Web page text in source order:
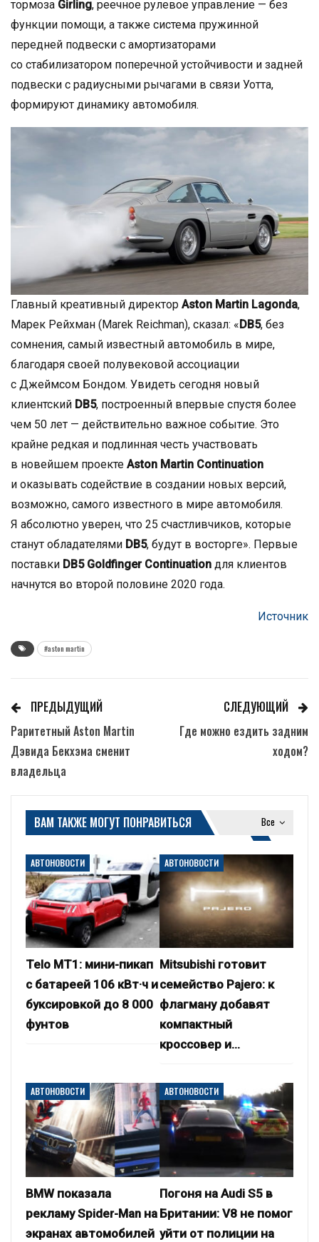
тормоза Girling, реечное рулевое управление — без
функции помощи, а также система пружинной
передней подвески с амортизаторами
со стабилизатором поперечной устойчивости и задней
подвески с радиусными рычагами в связи Уотта,
формируют динамику автомобиля.
Главный креативный директор Aston Martin Lagondа,
Марек Рейхман (Marek Reichman), сказал: «DB5, без
сомнения, самый известный автомобиль в мире,
благодаря своей полувековой ассоциации
с Джеймсом Бондом. Увидеть сегодня новый
клиентский DB5, построенный впервые спустя более
чем 50 лет — действительно важное событие. Это
крайне редкая и подлинная честь участвовать
в новейшем проекте Aston Martin Continuation
и оказывать содействие в создании новых версий,
возможно, самого известного в мире автомобиля.
Я абсолютно уверен, что 25 счастливчиков, которые
станут обладателями DB5, будут в восторге». Первые
поставки DB5 Goldfinger Continuation для клиентов
начнутся во второй половине 2020 года.
Источник
#aston martin
ПРЕДЫДУЩИЙ
Раритетный Aston Martin
Дэвида Бекхэма сменит
владельца
СЛЕДУЮЩИЙ
Где можно ездить задним
ходом?
Все
ВАМ ТАКЖЕ МОГУТ ПОНРАВИТЬСЯ
АВТОНОВОСТИ
Telo MT1: мини-пикап
с батареей 106 кВт·ч и
буксировкой до 8 000
фунтов
АВТОНОВОСТИ
Mitsubishi готовит
семейство Pajero: к
флагману добавят
компактный
кроссовер и…
АВТОНОВОСТИ
BMW показала
рекламу Spider-Man на
экранах автомобилей
АВТОНОВОСТИ
Погоня на Audi S5 в
Британии: V8 не помог
уйти от полиции на